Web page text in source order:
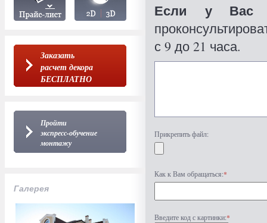
Заказать
расчет декора
БЕСПЛАТНО
Пройти
экспресс-обучение
монтажу
Галерея
Если у Вас
с 9 до 21 часа.
Прикрепить файл:
Как к Вам обращаться:*
Введите код с картинки:*